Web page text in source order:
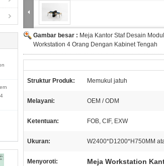
Gambar besar : Meja Kantor Staf Desain
Workstation 4 Orang Dengan Kabinet Tengah
Struktur Produk: Memukul jatuh
Melayani: OEM / ODM
Ketentuan: FOB, CIF, EXW
Ukuran: W2400*D1200*H750MM
Menyoroti: Meja Workstation